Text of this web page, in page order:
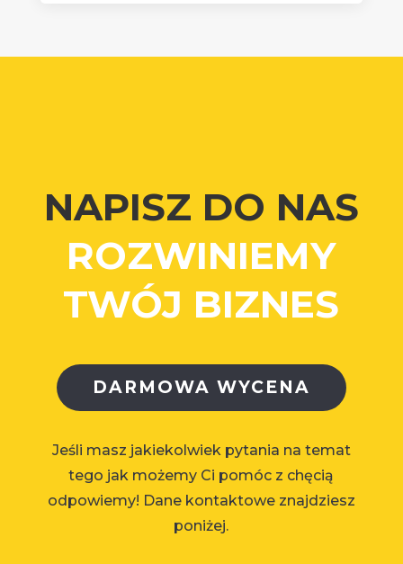
NAPISZ DO NAS
ROZWINIEMY
TWÓJ BIZNES
DARMOWA WYCENA
Jeśli masz jakiekolwiek pytania na temat
tego jak możemy Ci pomóc z chęcią
odpowiemy! Dane kontaktowe znajdziesz
poniżej.